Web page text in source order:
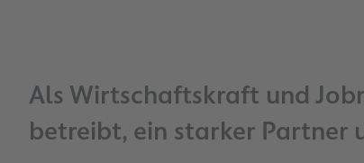
Als Wirtschaftskraft und
betreibt, ein starker Partner